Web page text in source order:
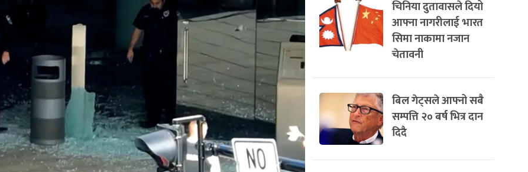
चिनिया दुतावासले दियो
आफ्ना नागरीलाई भारत
सिमा नाकामा नजान
चेतावनी
बिल गेट्सले आफ्नो सबै
सम्पत्ति २० बर्ष भित्र दान
दिदै